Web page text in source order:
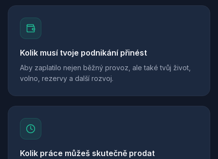
Kolik musí tvoje podnikání přinést
Aby zaplatilo nejen běžný provoz, ale také tvůj život,
volno, rezervy a další rozvoj.
Kolik práce můžeš skutečně prodat